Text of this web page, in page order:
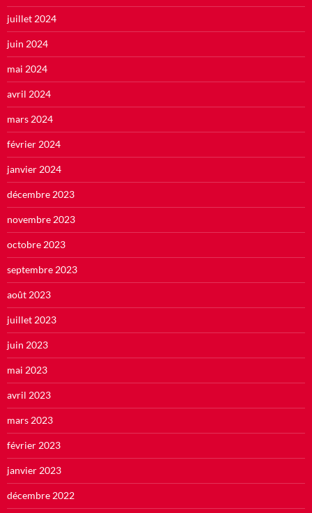
juillet 2024
juin 2024
mai 2024
avril 2024
mars 2024
février 2024
janvier 2024
décembre 2023
novembre 2023
octobre 2023
septembre 2023
août 2023
juillet 2023
juin 2023
mai 2023
avril 2023
mars 2023
février 2023
janvier 2023
décembre 2022